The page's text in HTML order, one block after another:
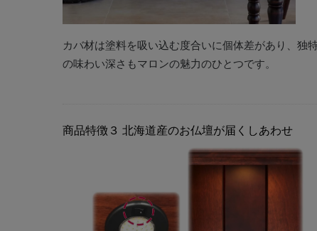
カバ材は塗料を吸い込む度合いに個体差があり、独
の味わい深さもマロンの魅力のひとつです。
商品特徴３ 北海道産のお仏壇が届くしあわせ